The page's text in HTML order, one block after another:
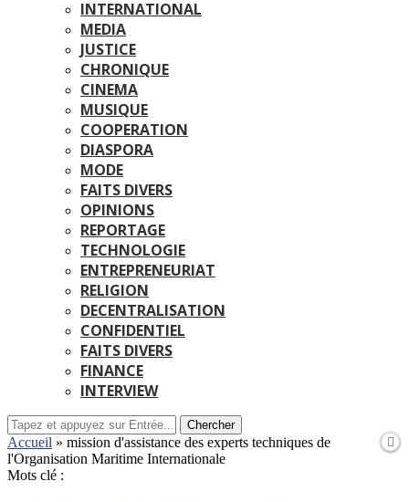
INTERNATIONAL
MEDIA
JUSTICE
CHRONIQUE
CINEMA
MUSIQUE
COOPERATION
DIASPORA
MODE
FAITS DIVERS
OPINIONS
REPORTAGE
TECHNOLOGIE
ENTREPRENEURIAT
RELIGION
DECENTRALISATION
CONFIDENTIEL
FAITS DIVERS
FINANCE
INTERVIEW
Chercher
Accueil » mission d'assistance des experts techniques de
l'Organisation Maritime Internationale
Mots clé :